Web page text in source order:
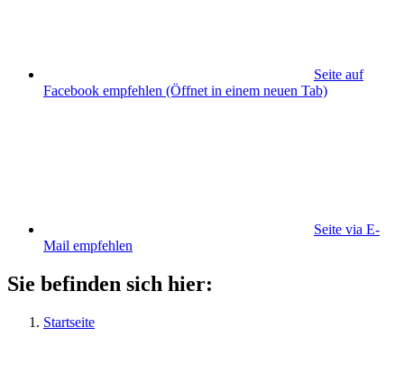
Seite auf
Facebook empfehlen (Öffnet in einem neuen Tab)
Seite via E-
Mail empfehlen
Sie befinden sich hier:
Startseite